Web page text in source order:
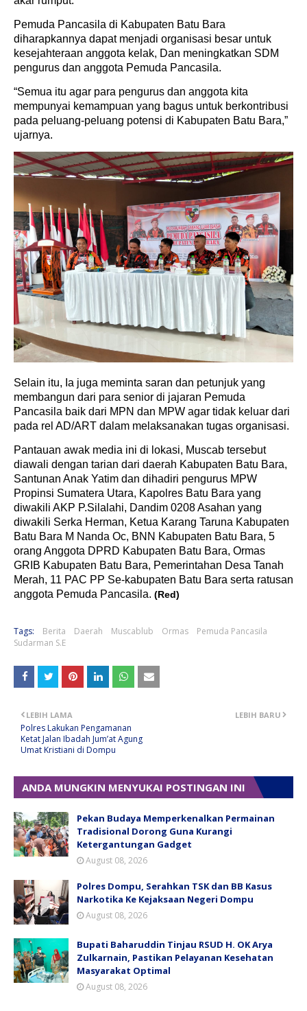
Pemuda Pancasila di Kabupaten Batu Bara
diharapkannya dapat menjadi organisasi besar untuk
kesejahteraan anggota kelak, Dan meningkatkan SDM
pengurus dan anggota Pemuda Pancasila.
“Semua itu agar para pengurus dan anggota kita
mempunyai kemampuan yang bagus untuk berkontribusi
pada peluang-peluang potensi di Kabupaten Batu Bara,”
ujarnya.
Selain itu, Ia juga meminta saran dan petunjuk yang
membangun dari para senior di jajaran Pemuda
Pancasila baik dari MPN dan MPW agar tidak keluar dari
pada rel AD/ART dalam melaksanakan tugas organisasi.
Pantauan awak media ini di lokasi, Muscab tersebut
diawali dengan tarian dari daerah Kabupaten Batu Bara,
Santunan Anak Yatim dan dihadiri pengurus MPW
Propinsi Sumatera Utara, Kapolres Batu Bara yang
diwakili AKP P.Silalahi, Dandim 0208 Asahan yang
diwakili Serka Herman, Ketua Karang Taruna Kabupaten
Batu Bara M Nanda Oc, BNN Kabupaten Batu Bara, 5
orang Anggota DPRD Kabupaten Batu Bara, Ormas
GRIB Kabupaten Batu Bara, Pemerintahan Desa Tanah
Merah, 11 PAC PP Se-kabupaten Batu Bara serta ratusan
anggota Pemuda Pancasila. (Red)
Tags: Berita Daerah Muscablub Ormas
Pemuda Pancasila
Sudarman S.E
LEBIH BARU
LEBIH LAMA
Polres Lakukan Pengamanan
Ketat Jalan Ibadah Jum’at Agung
Umat Kristiani di Dompu
ANDA MUNGKIN MENYUKAI POSTINGAN INI
Pekan Budaya Memperkenalkan Permainan
Tradisional Dorong Guna Kurangi
Ketergantungan Gadget
August 08, 2026
Polres Dompu, Serahkan TSK dan BB Kasus
Narkotika Ke Kejaksaan Negeri Dompu
August 08, 2026
Bupati Baharuddin Tinjau RSUD H. OK Arya
Zulkarnain, Pastikan Pelayanan Kesehatan
Masyarakat Optimal
August 08, 2026